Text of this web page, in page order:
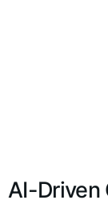
AI-Driven